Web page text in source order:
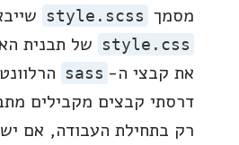
מסמך style.scss
style.css של תבנית
את קבצי ה- sass
דרסתי קבצים מקבילים
רק בתחילת העבודה, אם